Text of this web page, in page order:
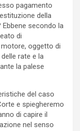
pagamento
della
secondo la
di
oggetto di
rate e la
la palese
del caso
e spiegheremo
di capire il
nel senso